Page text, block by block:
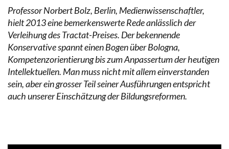
Professor Norbert Bolz, Berlin, Medienwissenschaftler,
hielt 2013 eine bemerkenswerte Rede anlässlich der
Verleihung des Tractat-Preises. Der bekennende
Konservative spannt einen Bogen über Bologna,
Kompetenzorientierung bis zum Anpassertum der heutigen
Intellektuellen. Man muss nicht mit allem einverstanden
sein, aber ein grosser Teil seiner Ausführungen entspricht
auch unserer Einschätzung der Bildungsreformen.